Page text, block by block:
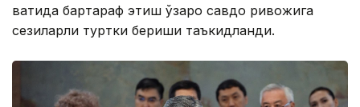
вақтида бартараф этиш ўзаро савдо ривожига
сезиларли туртки бериши таъкидланди.